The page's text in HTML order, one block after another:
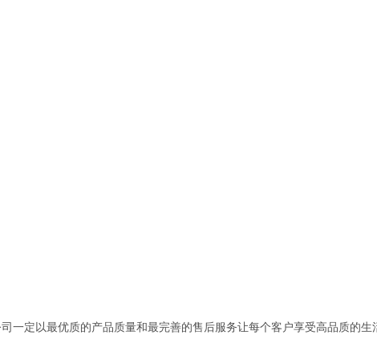
一定以最优质的产品质量和最完善的售后服务让每个客户享受高品质的生